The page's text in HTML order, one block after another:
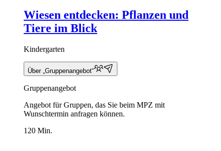
Wiesen entdecken: Pflanzen und
Tiere im Blick
Kindergarten
Über „Gruppenangebot“
Gruppenangebot
Angebot für Gruppen, das Sie beim MPZ mit
Wunschtermin anfragen können.
120 Min.